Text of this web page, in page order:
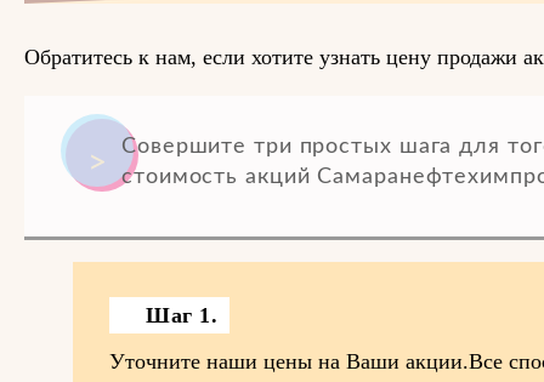
Обратитесь к нам, если хотите узнать цену продажи
Совершите три простых шага для
стоимость акций
Шаг 1.
Уточните наши цены на Ваши акции.Все